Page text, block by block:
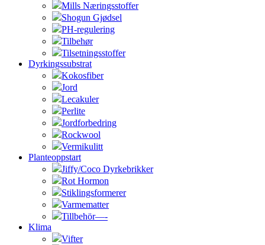
Mills Næringsstoffer
Shogun Gjødsel
PH-regulering
Tilbehør
Tilsetningsstoffer
Dyrkingssubstrat
Kokosfiber
Jord
Lecakuler
Perlite
Jordforbedring
Rockwool
Vermikulitt
Planteoppstart
Jiffy/Coco Dyrkebrikker
Rot Hormon
Stiklingsformerer
Varmematter
Tillbehör—-
Klima
Vifter